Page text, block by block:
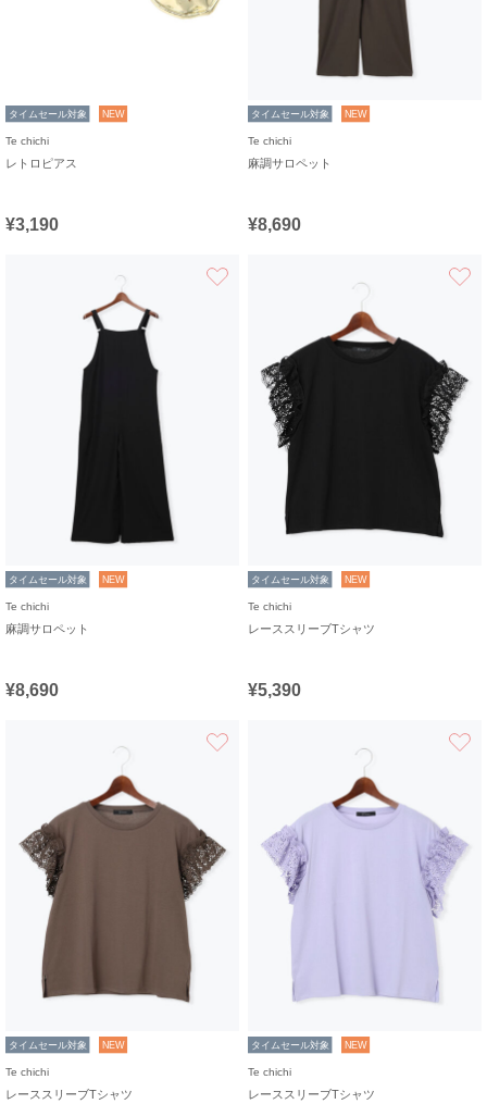
タイムセール対象 NEW
Te chichi
レトロピアス
¥3,190
タイムセール対象 NEW
Te chichi
麻調サロペット
¥8,690
タイムセール対象 NEW
Te chichi
麻調サロペット
¥8,690
タイムセール対象 NEW
Te chichi
レーススリーブTシャツ
¥5,390
タイムセール対象 NEW
Te chichi
レーススリーブTシャツ
タイムセール対象 NEW
Te chichi
レーススリーブTシャツ